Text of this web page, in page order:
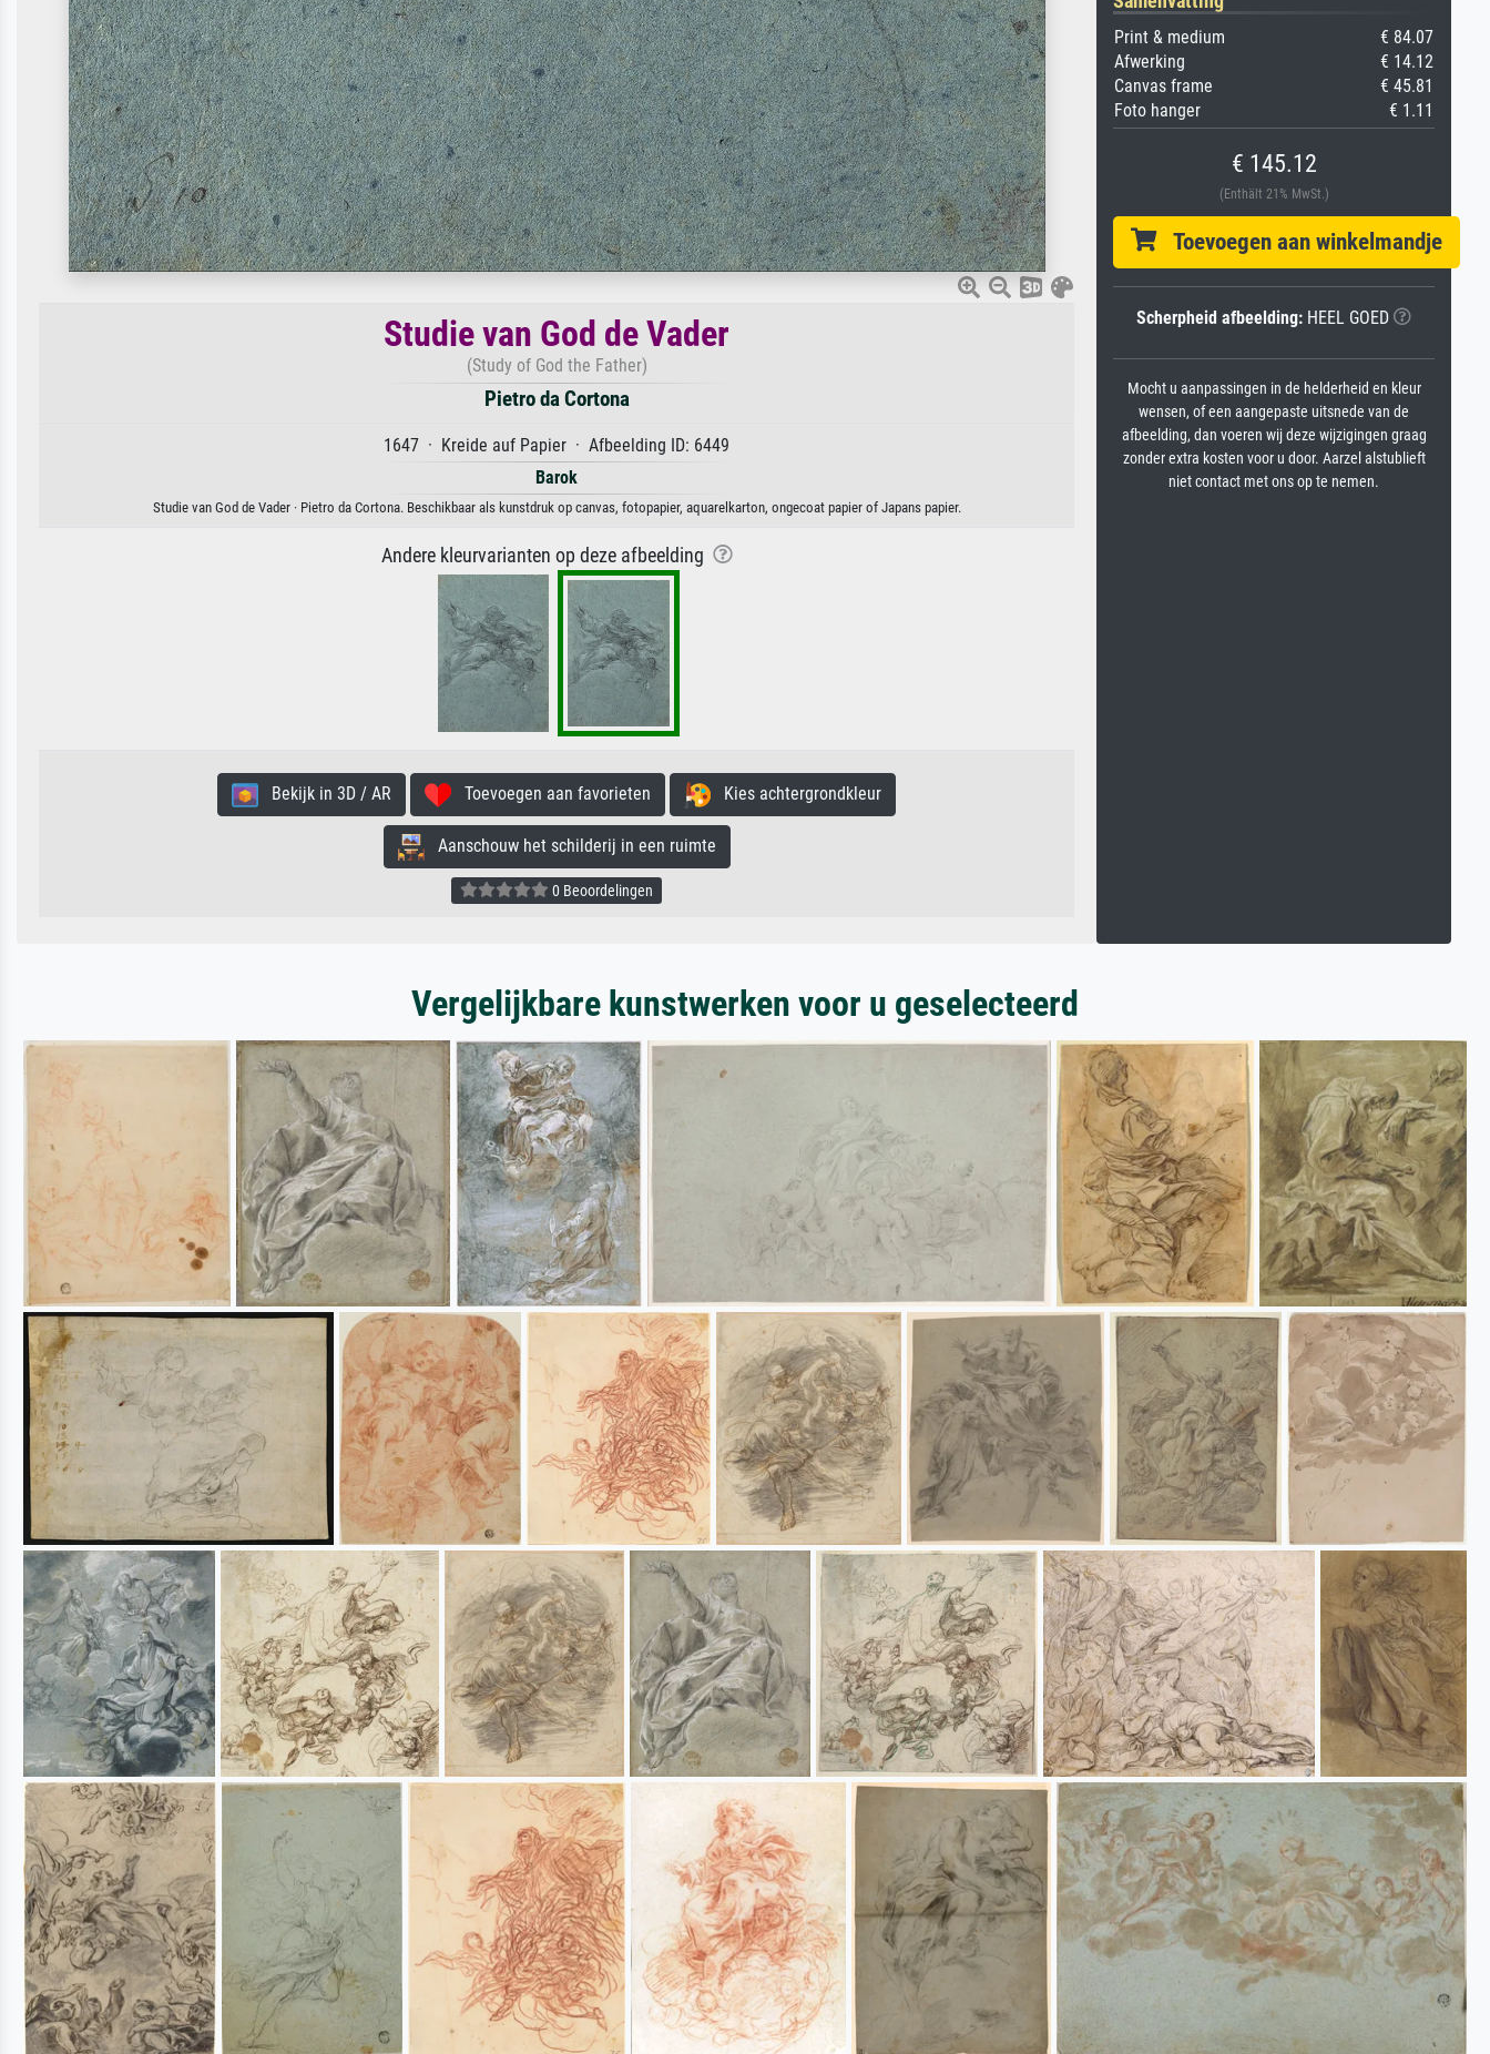
Studie van God de Vader
(Study of God the Father)
Pietro da Cortona
1647 · Kreide auf Papier · Afbeelding ID: 6449
Barok
Studie van God de Vader · Pietro da Cortona. Beschikbaar als kunstdruk op canvas, fotopapier, aquarelkarton, ongecoat papier of Japans papier.
Andere kleurvarianten op deze afbeelding
Bekijk in 3D / AR Toevoegen aan favorieten Kies achtergrondkleur
Aanschouw het schilderij in een ruimte
0 Beoordelingen
Print & medium
€ 84.07
Afwerking
€ 14.12
Canvas frame
€ 45.81
Foto hanger
€ 1.11
€ 145.12
(Enthält 21% MwSt.)
Toevoegen aan winkelmandje
Scherpheid afbeelding: HEEL GOED
Mocht u aanpassingen in de helderheid en kleur
wensen, of een aangepaste uitsnede van de
afbeelding, dan voeren wij deze wijzigingen graag
zonder extra kosten voor u door. Aarzel alstublieft
niet contact met ons op te nemen.
Vergelijkbare kunstwerken voor u geselecteerd